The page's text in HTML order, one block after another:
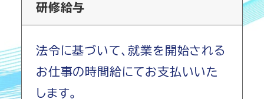
研修給与
法令に基づいて、就業を開始される
お仕事の時間給にてお支払いいた
します。